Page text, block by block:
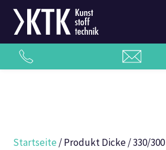
Startseite / Produkt Dicke / 330/300